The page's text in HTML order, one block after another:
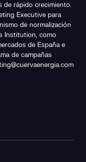
de rápido crecimiento.
Executive para
de normalización
Institution, como
de España e
de campañas